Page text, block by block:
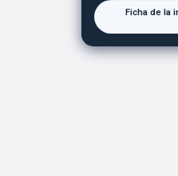
Ficha de la